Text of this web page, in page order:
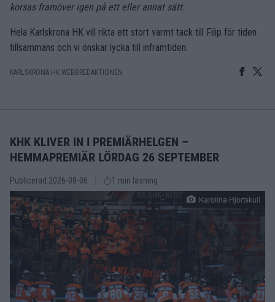
korsas framöver igen på ett eller annat sätt.
Hela Karlskrona HK vill rikta ett stort varmt tack till Filip för tiden
tillsammans och vi önskar lycka till inframtiden.
KARLSKRONA HK WEBBREDAKTIONEN
KHK KLIVER IN I PREMIÄRHELGEN –
HEMMAPREMIÄR LÖRDAG 26 SEPTEMBER
Publicerad:2026-08-06 1 min läsning
Karolina Hjortskull